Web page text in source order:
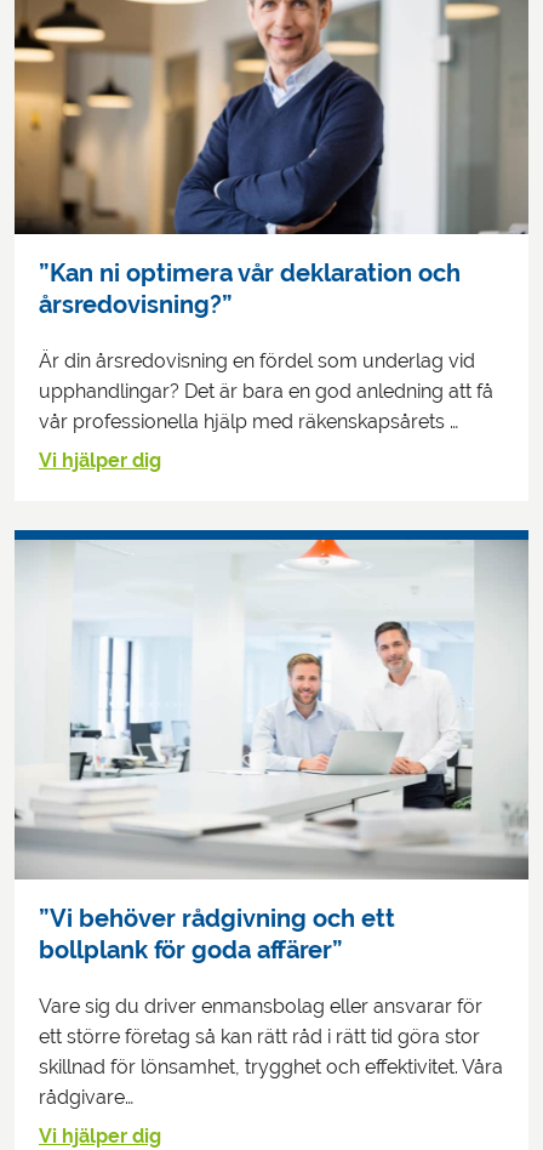
”Kan ni optimera vår deklaration och
årsredovisning?”
Är din årsredovisning en fördel som underlag vid
upphandlingar? Det är bara en god anledning att få
vår professionella hjälp med räkenskapsårets …
Vi hjälper dig
”Vi behöver rådgivning och ett
bollplank för goda affärer”
Vare sig du driver enmansbolag eller ansvarar för
ett större företag så kan rätt råd i rätt tid göra stor
skillnad för lönsamhet, trygghet och effektivitet. Våra
rådgivare…
Vi hjälper dig